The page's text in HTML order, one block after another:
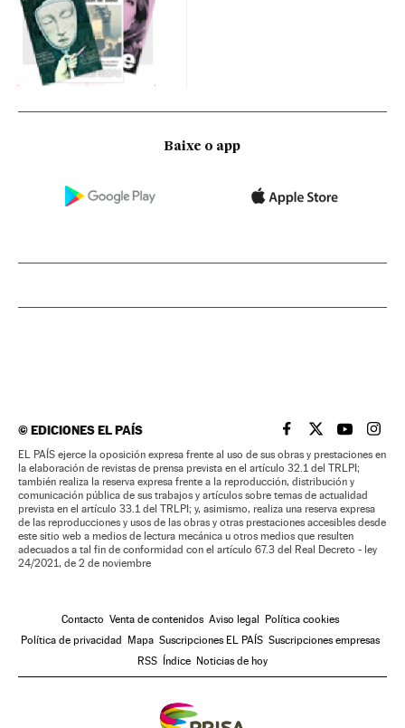
Baixe o app
©EDICIONES EL PAÍS EL PAÍS BRASIL EN
EL PAÍSEL PAÍS
EL
EL PAÍS ejerce la oposición expresa frente al uso de sus obras y prestaciones en
la elaboración de revistas de prensa prevista en el artículo 32.1 del TRLPI;
también realiza la reserva expresa frente a la reproducción, distribución y
comunicación pública de sus trabajos y artículos sobre temas de actualidad
prevista en el artículo 33.1 del TRLPI; y, asimismo, realiza una reserva expresa
de las reproducciones y usos de las obras y otras prestaciones accesibles desde
este sitio web a medios de lectura mecánica u otros medios que resulten
adecuados a tal fin de conformidad con el artículo 67.3 del Real Decreto - ley
24/2021, de 2 de noviembre
Contacto Venta de contenidos Aviso legal
Política cookies
Política de privacidad
Mapa Suscripciones EL PAÍS Suscripciones empresas
RSS
Índice Noticias de hoy